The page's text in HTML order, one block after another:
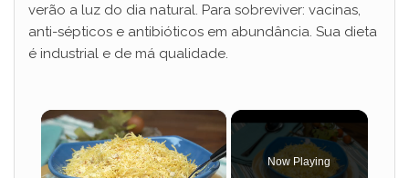
verão a luz do dia natural. Para sobreviver: vacinas,
anti-sépticos e antibióticos em abundância. Sua dieta
é industrial e de má qualidade.
×
Now Playing